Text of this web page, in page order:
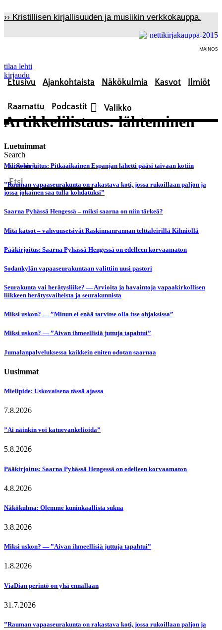
sisältöön
›› Kristillisen kirjallisuuden ja musiikin verkkokauppa.
MAINOS
tilaa lehti
kirjaudu
Etusivu Ajankohtaista Näkökulmia Kasvot Ilmiöt
Raamattu Podcastit
Search
Search
Artikkelilistaus: lähteminen
Luetuimmat
Muistokirjoitus: Pitkäaikainen Espanjan lähetti pääsi taivaan kotiin
”Rauman vapaaseurakunta on rakastava koti, jossa rukoillaan paljon ja
jossa jokainen saa tulla kohdatuksi”
Saarna Pyhässä Hengessä – miksi saarna on niin tärkeä?
Mitä katsot – vahvuusetsivät Raskinnanrannan telttaleirillä Kihniöllä
Pääkirjoitus: Saarna Pyhässä Hengessä on edelleen korvaamaton
Sodankylän vapaaseurakuntaan valittiin uusi pastori
Seurakunta vai herätysliike? — Arvioita ja havaintoja vapaakirkollisen
liikkeen herätysvaiheista ja seurakunnista
Miksi uskon? — ”Minun ei enää tarvitse olla itse ohjaksissa”
Miksi uskon? — ”Aivan ihmeellisiä juttuja tapahtui”
Jumalanpalveluksessa kaikkein eniten odotan saarnaa
Uusimmat
Mielipide: Uskovaisena tässä ajassa
7.8.2026
”Ai näinkin voi katuevankelioida”
5.8.2026
Pääkirjoitus: Saarna Pyhässä Hengessä on edelleen korvaamaton
4.8.2026
Näkökulma: Olemme kuninkaallista sukua
3.8.2026
Miksi uskon? — ”Aivan ihmeellisiä juttuja tapahtui”
1.8.2026
ViaDian perintö on yhä ennallaan
31.7.2026
”Rauman vapaaseurakunta on rakastava koti, jossa rukoillaan paljon ja